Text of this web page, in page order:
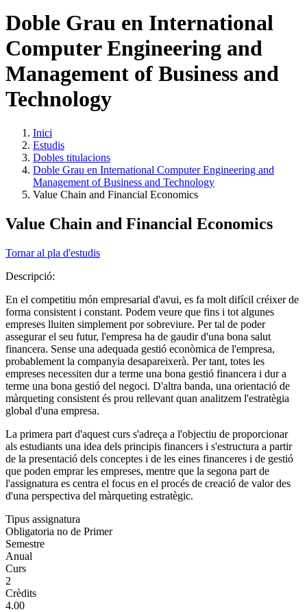
Doble Grau en International
Computer Engineering and
Management of Business and
Technology
Inici
Estudis
Dobles titulacions
Doble Grau en International Computer Engineering and
Management of Business and Technology
Value Chain and Financial Economics
Value Chain and Financial Economics
Tornar al pla d'estudis
Descripció:
En el competitiu món empresarial d'avui, es fa molt difícil créixer de
forma consistent i constant. Podem veure que fins i tot algunes
empreses lluiten simplement por sobreviure. Per tal de poder
assegurar el seu futur, l'empresa ha de gaudir d'una bona salut
financera. Sense una adequada gestió econòmica de l'empresa,
probablement la companyia desapareixerà. Per tant, totes les
empreses necessiten dur a terme una bona gestió financera i dur a
terme una bona gestió del negoci. D'altra banda, una orientació de
màrqueting consistent és prou rellevant quan analitzem l'estratègia
global d'una empresa.
La primera part d'aquest curs s'adreça a l'objectiu de proporcionar
als estudiants una idea dels principis financers i s'estructura a partir
de la presentació dels conceptes i de les eines financeres i de gestió
que poden emprar les empreses, mentre que la segona part de
l'assignatura es centra el focus en el procés de creació de valor des
d'una perspectiva del màrqueting estratègic.
Tipus assignatura
Obligatoria no de Primer
Semestre
Anual
Curs
2
Crèdits
4.00